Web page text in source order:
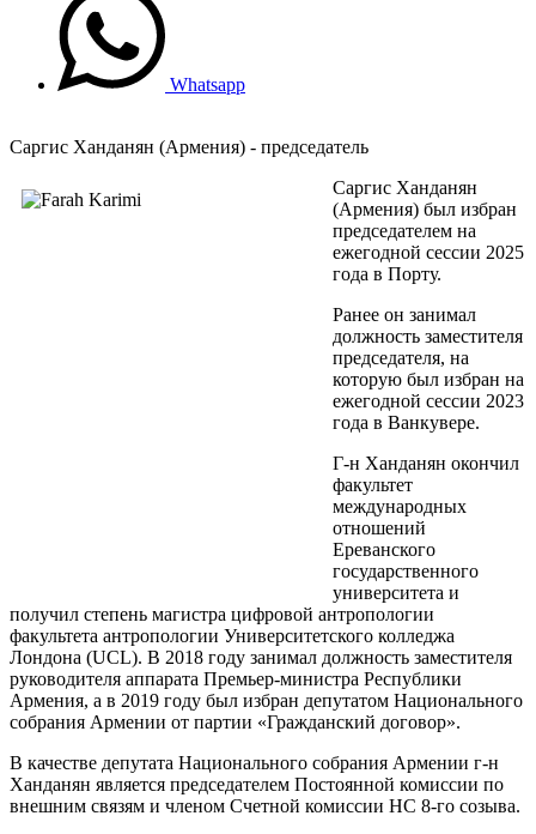
Whatsapp
Саргис Ханданян (Армения) - председатель
Саргис Ханданян
(Армения) был избран
председателем на
ежегодной сессии 2025
года в Порту.
Ранее он занимал
должность заместителя
председателя, на
которую был избран на
ежегодной сессии 2023
года в Ванкувере.
Г-н Ханданян окончил
факультет
международных
отношений
Ереванского
государственного
университета и
получил степень магистра цифровой антропологии
факультета антропологии Университетского колледжа
Лондона (UCL). В 2018 году занимал должность заместителя
руководителя аппарата Премьер-министра Республики
Армения, а в 2019 году был избран депутатом Национального
собрания Армении от партии «Гражданский договор».
В качестве депутата Национального собрания Армении г-н
Ханданян является председателем Постоянной комиссии по
внешним связям и членом Счетной комиссии НС 8-го созыва.